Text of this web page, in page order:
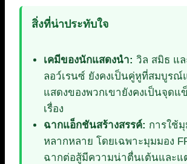
สิ่งที่น่าประทับใจ
เคมีของนักแสดงนำ: วิล สมิธ แ
ลอว์เรนซ์ ยังคงเป็นคู่หูที่สมบูรณ์
แสดงของพวกเขายังคงเป็นจุดแ
เรื่อง
ฉากแอ็กชันสร้างสรรค์: การใช้
หลากหลาย โดยเฉพาะมุมมอง
ฉากต่อสู้มีความน่าตื่นเต้นและแ